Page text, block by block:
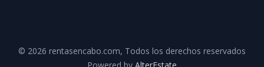
© 2026 rentasencabo.com, Todos los derechos reservados